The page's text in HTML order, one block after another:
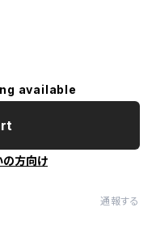
available
の方向け
通報する